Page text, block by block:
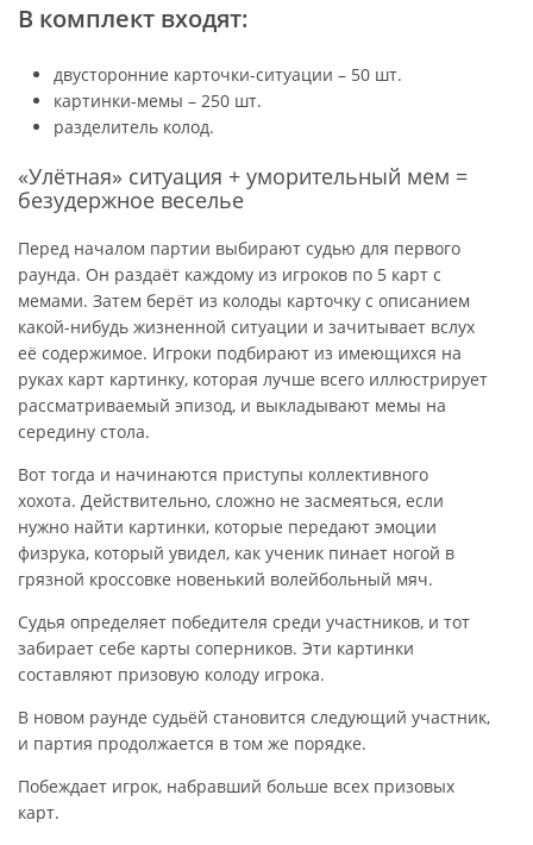
В комплект входят:
двусторонние карточки-ситуации – 50 шт.
картинки-мемы – 250 шт.
разделитель колод.
«Улётная» ситуация + уморительный мем =
безудержное веселье
Перед началом партии выбирают судью для первого
раунда. Он раздаёт каждому из игроков по 5 карт с
мемами. Затем берёт из колоды карточку с описанием
какой-нибудь жизненной ситуации и зачитывает вслух
её содержимое. Игроки подбирают из имеющихся на
руках карт картинку, которая лучше всего иллюстрирует
рассматриваемый эпизод, и выкладывают мемы на
середину стола.
Вот тогда и начинаются приступы коллективного
хохота. Действительно, сложно не засмеяться, если
нужно найти картинки, которые передают эмоции
физрука, который увидел, как ученик пинает ногой в
грязной кроссовке новенький волейбольный мяч.
Судья определяет победителя среди участников, и тот
забирает себе карты соперников. Эти картинки
составляют призовую колоду игрока.
В новом раунде судьёй становится следующий участник,
и партия продолжается в том же порядке.
Побеждает игрок, набравший больше всех призовых
карт.